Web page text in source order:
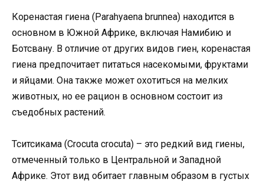
Коренастая гиена (Parahyaena brunnea) находится в
основном в Южной Африке, включая Намибию и
Ботсвану. В отличие от других видов гиен, коренастая
гиена предпочитает питаться насекомыми, фруктами
и яйцами. Она также может охотиться на мелких
животных, но ее рацион в основном состоит из
съедобных растений.
Тситсикама (Crocuta crocuta) – это редкий вид гиены,
отмеченный только в Центральной и Западной
Африке. Этот вид обитает главным образом в густых